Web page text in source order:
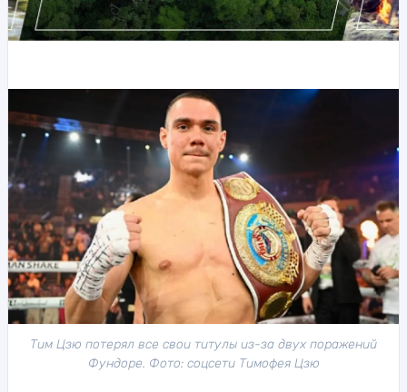
Тим Цзю потерял все свои титулы из-за двух поражений
Фундоре. Фото: соцсети Тимофея Цзю